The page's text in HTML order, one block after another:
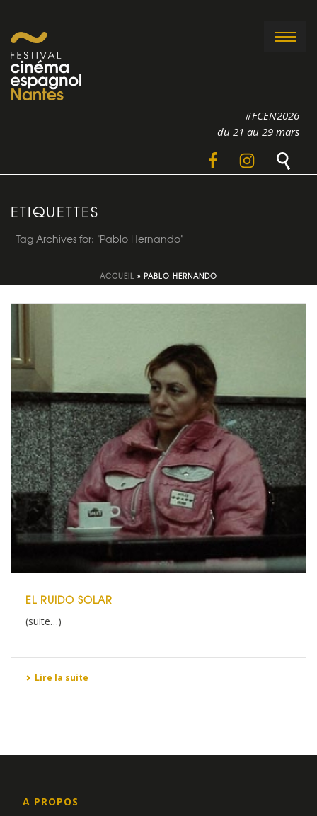
#FCEN2026
du 21 au 29 mars
ETIQUETTES
Tag Archives for: "Pablo Hernando"
ACCUEIL » PABLO HERNANDO
EL RUIDO SOLAR
(suite…)
Lire la suite
A PROPOS